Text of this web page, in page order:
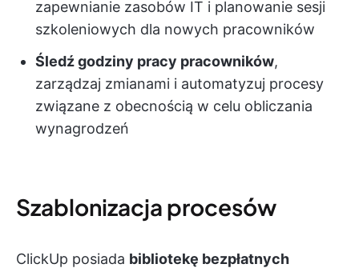
zapewnianie zasobów IT i planowanie sesji
szkoleniowych dla nowych pracowników
Śledź godziny pracy pracowników,
zarządzaj zmianami i automatyzuj procesy
związane z obecnością w celu obliczania
wynagrodzeń
Szablonizacja procesów
ClickUp posiada bibliotekę bezpłatnych